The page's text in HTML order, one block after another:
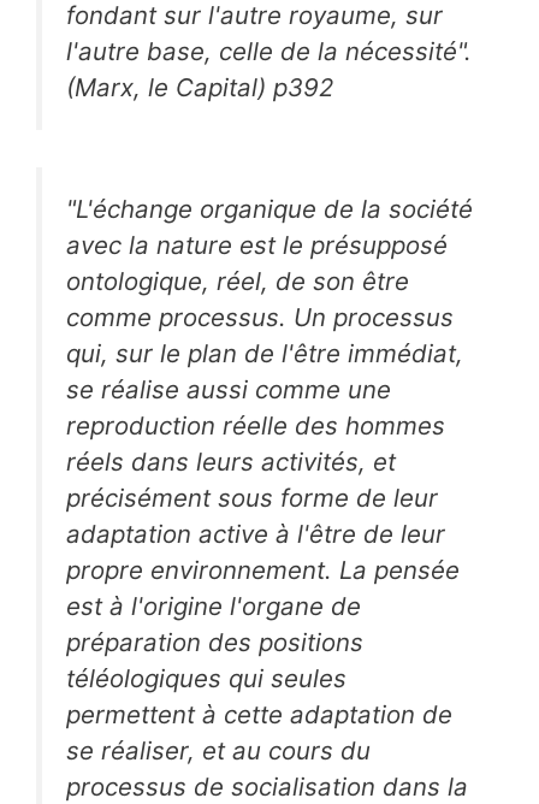
fondant sur l'autre royaume, sur
l'autre base, celle de la nécessité".
(Marx, le Capital) p392
"L'échange organique de la société
avec la nature est le présupposé
ontologique, réel, de son être
comme processus. Un processus
qui, sur le plan de l'être immédiat,
se réalise aussi comme une
reproduction réelle des hommes
réels dans leurs activités, et
précisément sous forme de leur
adaptation active à l'être de leur
propre environnement. La pensée
est à l'origine l'organe de
préparation des positions
téléologiques qui seules
permettent à cette adaptation de
se réaliser, et au cours du
processus de socialisation dans la